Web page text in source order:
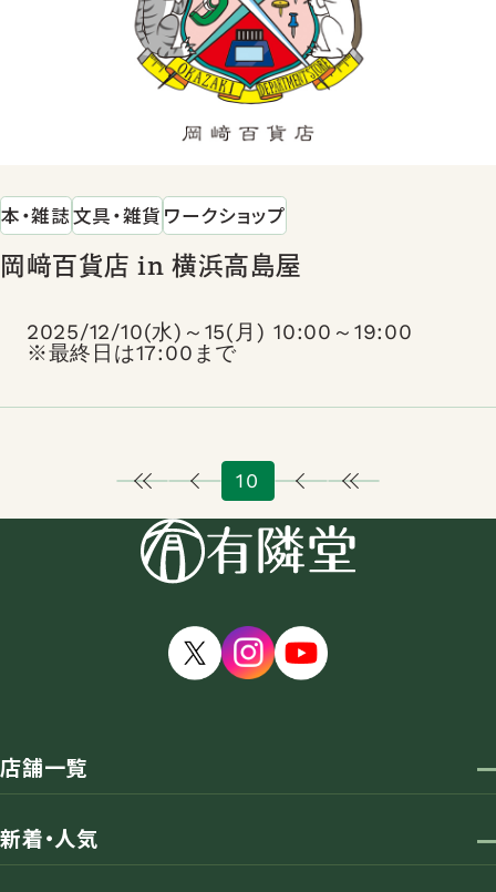
本・雑誌文具・雑貨 ワークショップ
岡﨑百貨店 in 横浜高島屋
2025/12/10(水)～15(月) 10:00～19:00
※最終日は17:00まで
10
店舗一覧
新着・人気